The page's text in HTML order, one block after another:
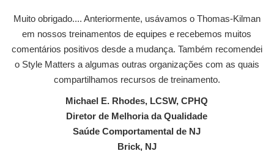
Muito obrigado.... Anteriormente, usávamos o Thomas-Kilman
em nossos treinamentos de equipes e recebemos muitos
comentários positivos desde a mudança. Também recomendei
o Style Matters a algumas outras organizações com as quais
compartilhamos recursos de treinamento.
Michael E. Rhodes, LCSW, CPHQ
Diretor de Melhoria da Qualidade
Saúde Comportamental de NJ
Brick, NJ